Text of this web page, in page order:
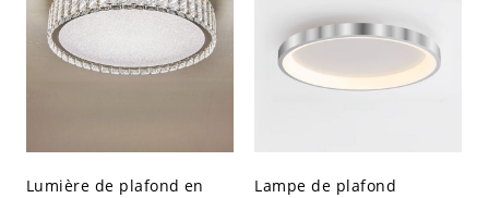
Lumière de plafond en
Lampe de plafond